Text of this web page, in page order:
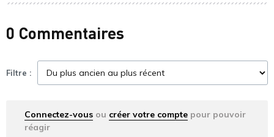
0 Commentaires
Filtre :
Connectez-vous ou créer votre compte pour pouvoir
réagir